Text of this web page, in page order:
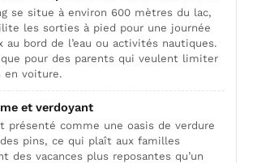
se situe à environ 600 mètres du lac,
les sorties à pied pour une journée
au bord de l’eau ou activités nautiques.
pour des parents qui veulent limiter
en voiture.
et verdoyant
présenté comme une oasis de verdure
pins, ce qui plaît aux familles
des vacances plus reposantes qu’un